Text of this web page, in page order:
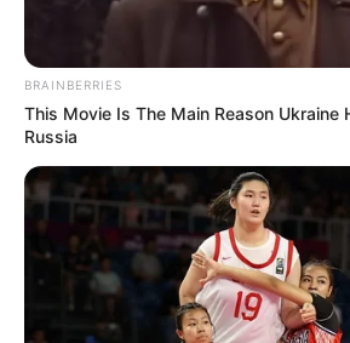
BRAINBERRIES
This Movie Is The Main Reason Ukraine
Russia